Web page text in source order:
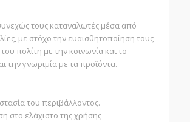
τους καταναλωτές μέσα από
με στόχο την ευαισθητοποίηση τους
πολίτη με την κοινωνία και το
την γνωριμία με τα προϊόντα.
του περιβάλλοντος.
στο ελάχιστο της χρήσης